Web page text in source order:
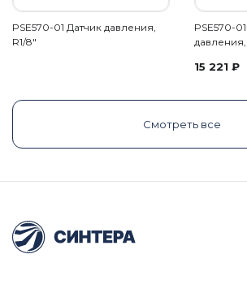
PSE570-01 Датчик давления,
R1/8"
PSE570-
давления,
15 221 ₽
Смотреть все